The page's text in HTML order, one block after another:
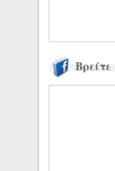
Βρείτε